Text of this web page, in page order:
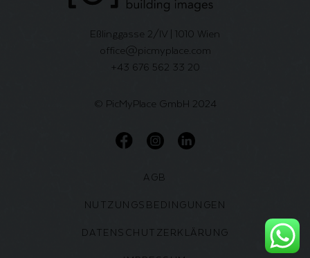
Eßlinggasse 2/IV | 1010 Wien
office@picmyplace.com
+43 676 562 33 20
© PicMyPlace GmbH 2024
AGB
NUTZUNGSBEDINGUNGEN
DATENSCHUTZERKLÄRUNG